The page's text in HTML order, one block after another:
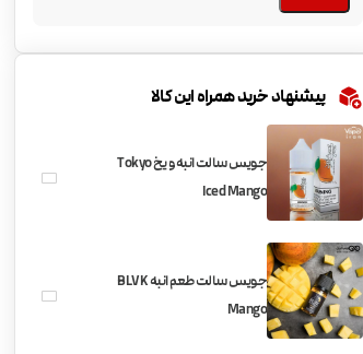
پیشنهاد خرید همراه این کالا
جویس سالت انبه و یخ Tokyo
Iced Mango
جویس سالت طعم انبه BLVK
Mango